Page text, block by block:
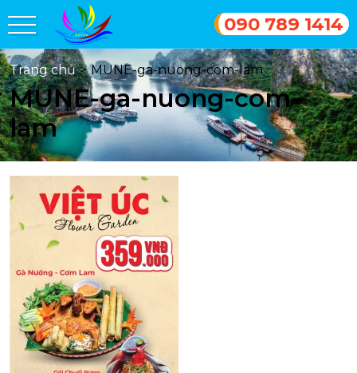
090 789 1414
Trang chủ > MUNE-ga-nuong-com-lam
MUNE-ga-nuong-com-
lam